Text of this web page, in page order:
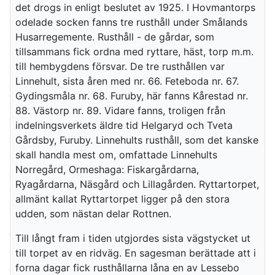
det drogs in enligt beslutet av 1925. I Hovmantorps
odelade socken fanns tre rusthåll under Smålands
Husarregemente. Rusthåll - de gårdar, som
tillsammans fick ordna med ryttare, häst, torp m.m.
till hembygdens försvar. De tre rusthållen var
Linnehult, sista åren med nr. 66. Feteboda nr. 67.
Gydingsmåla nr. 68. Furuby, här fanns Kårestad nr.
88. Västorp nr. 89. Vidare fanns, troligen från
indelningsverkets äldre tid Helgaryd och Tveta
Gårdsby, Furuby. Linnehults rusthåll, som det kanske
skall handla mest om, omfattade Linnehults
Norregård, Ormeshaga: Fiskargårdarna,
Ryagårdarna, Näsgård och Lillagården. Ryttartorpet,
allmänt kallat Ryttartorpet ligger på den stora
udden, som nästan delar Rottnen.
Till långt fram i tiden utgjordes sista vägstycket ut
till torpet av en ridväg. En sagesman berättade att i
forna dagar fick rusthållarna låna en av Lessebo